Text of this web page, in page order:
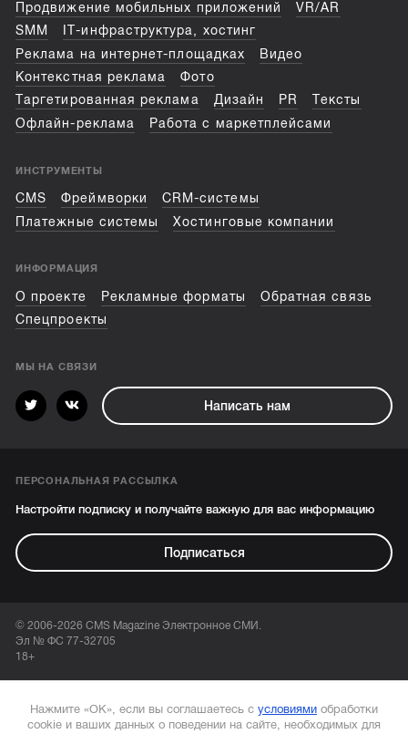
Продвижение мобильных приложений
VR/AR
SMM
IT-инфраструктура, хостинг
Реклама на интернет-площадках
Видео
Контекстная реклама
Фото
Таргетированная реклама
Дизайн PR
Тексты
Офлайн-реклама
Работа с маркетплейсами
ИНСТРУМЕНТЫ
CMS Фреймворки
CRM-системы
Платежные системы
Хостинговые компании
ИНФОРМАЦИЯ
О проекте Рекламные форматы
Обратная связь
Спецпроекты
МЫ НА СВЯЗИ
Написать нам
ПЕРСОНАЛЬНАЯ РАССЫЛКА
Настройти подписку и получайте важную для вас информацию
Подписаться
© 2006-2026 CMS Magazine Электронное СМИ.
Эл № ФС 77-32705
18+
Нажмите «ОК», если вы соглашаетесь с условиями обработки
cookie и ваших данных о поведении на сайте, необходимых для